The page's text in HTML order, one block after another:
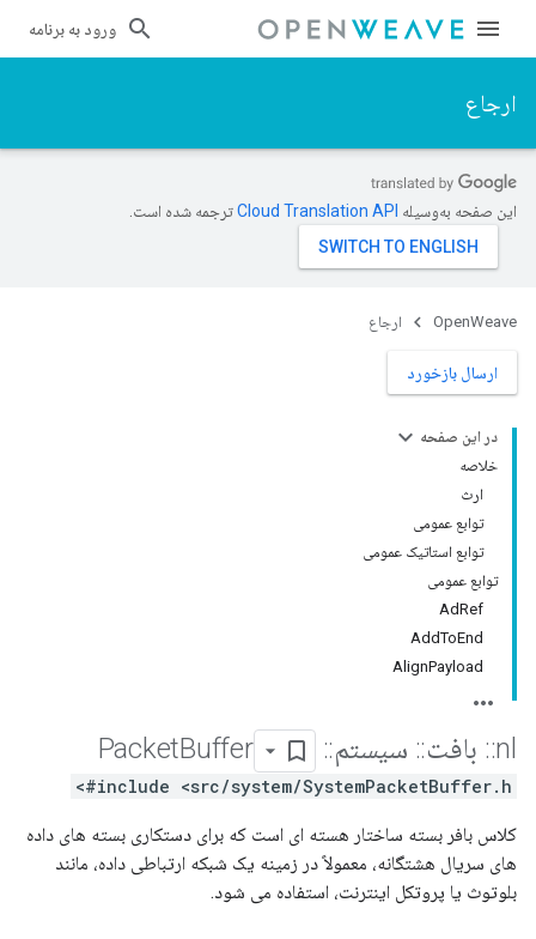
ورود به برنامه
ارجاع
این صفحه به‌وسیله ترجمه شده است.
OpenWeave ارجاع
ارسال بازخورد
در این صفحه
خلاصه
ارث
توابع عمومی
توابع استاتیک عمومی
توابع عمومی
AdRef
AddToEnd
AlignPayload
nl
:: بافت:: سیستم::
Buffer
#include <src/system/SystemPacketBuffer.h>
کلاس بافر بسته ساختار هسته ای است که برای دستکاری بسته های داده
های سریال هشتگانه، معمولاً در زمینه یک شبکه ارتباطی داده، مانند
بلوتوث یا پروتکل اینترنت، استفاده می شود.